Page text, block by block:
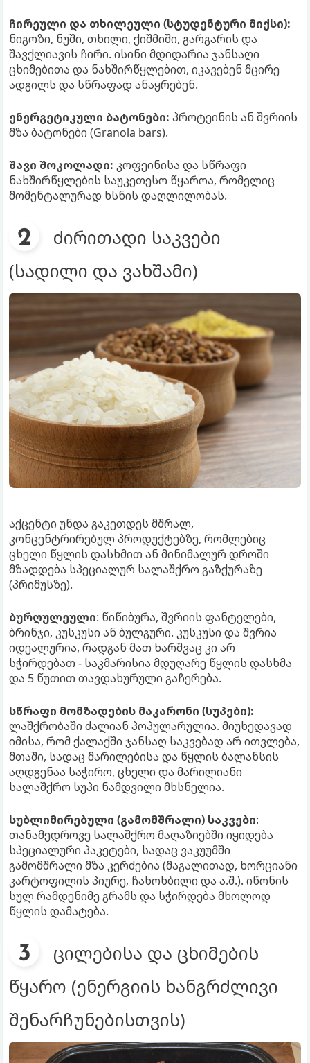
ჩირეული და თხილეული (სტუდენტური მიქსი):
ნიგოზი, ნუში, თხილი, ქიშმიში, გარგარის და
შავქლიავის ჩირი. ისინი მდიდარია ჯანსაღი
ცხიმებითა და ნახშირწყლებით, იკავებენ მცირე
ადგილს და სწრაფად ანაყრებენ.
ენერგეტიკული ბატონები: პროტეინის ან შვრიის
მზა ბატონები (Granola bars).
შავი შოკოლადი: კოფეინისა და სწრაფი
ნახშირწყლების საუკეთესო წყაროა, რომელიც
მომენტალურად ხსნის დაღლილობას.
ძირითადი საკვები
(სადილი და ვახშამი)
აქცენტი უნდა გაკეთდეს მშრალ,
კონცენტრირებულ პროდუქტებზე, რომლებიც
ცხელი წყლის დასხმით ან მინიმალურ დროში
მზადდება სპეციალურ სალაშქრო გაზქურაზე
(პრიმუსზე).
ბურღულეული: წიწიბურა, შვრიის ფანტელები,
ბრინჯი, კუსკუსი ან ბულგური. კუსკუსი და შვრია
იდეალურია, რადგან მათ ხარშვაც კი არ
სჭირდებათ - საკმარისია მდუღარე წყლის დასხმა
და 5 წუთით თავდახურული გაჩერება.
სწრაფი მომზადების მაკარონი (სუპები):
ლაშქრობაში ძალიან პოპულარულია. მიუხედავად
იმისა, რომ ქალაქში ჯანსაღ საკვებად არ ითვლება,
მთაში, სადაც მარილებისა და წყლის ბალანსის
აღდგენაა საჭირო, ცხელი და მარილიანი
სალაშქრო სუპი ნამდვილი მხსნელია.
სუბლიმირებული (გამომშრალი) საკვები:
თანამედროვე სალაშქრო მაღაზიებში იყიდება
სპეციალური პაკეტები, სადაც ვაკუუმში
გამომშრალი მზა კერძებია (მაგალითად, ხორციანი
კარტოფილის პიურე, ჩახოხბილი და ა.შ.). იწონის
სულ რამდენიმე გრამს და სჭირდება მხოლოდ
წყლის დამატება.
ცილებისა და ცხიმების
წყარო (ენერგიის ხანგრძლივი
შენარჩუნებისთვის)